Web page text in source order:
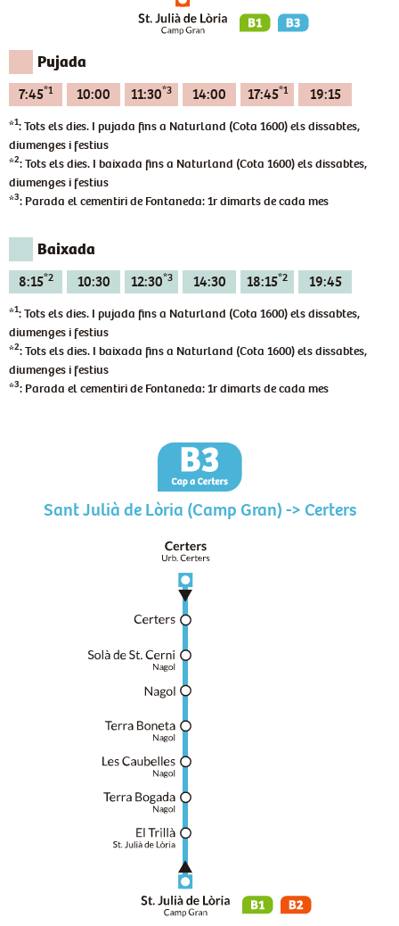
Pujada
7:45*1 10:00 11:30*3 14:00 17:45*1 19:15
*1: Tots els dies. I pujada fins a Naturland (Cota 1600) els dissabtes,
diumenges i festius
*2: Tots els dies. I baixada fins a Naturland (Cota 1600) els dissabtes,
diumenges i festius
*3: Parada el cementiri de Fontaneda: 1r dimarts de cada mes
Baixada
8:15*2 10:30 12:30*3 14:30 18:15*2 19:45
*1: Tots els dies. I pujada fins a Naturland (Cota 1600) els dissabtes,
diumenges i festius
*2: Tots els dies. I baixada fins a Naturland (Cota 1600) els dissabtes,
diumenges i festius
*3: Parada el cementiri de Fontaneda: 1r dimarts de cada mes
Sant Julià de Lòria (Camp Gran) -> Certers